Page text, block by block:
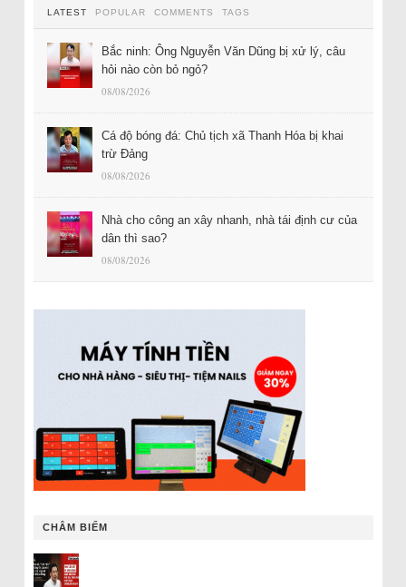
LATEST POPULAR COMMENTS TAGS
Bắc ninh: Ông Nguyễn Văn Dũng bị xử lý, câu
hỏi nào còn bỏ ngỏ?
08/08/2026
Cá độ bóng đá: Chủ tịch xã Thanh Hóa bị khai
trừ Đảng
08/08/2026
Nhà cho công an xây nhanh, nhà tái định cư của
dân thì sao?
08/08/2026
CHÂM BIẾM